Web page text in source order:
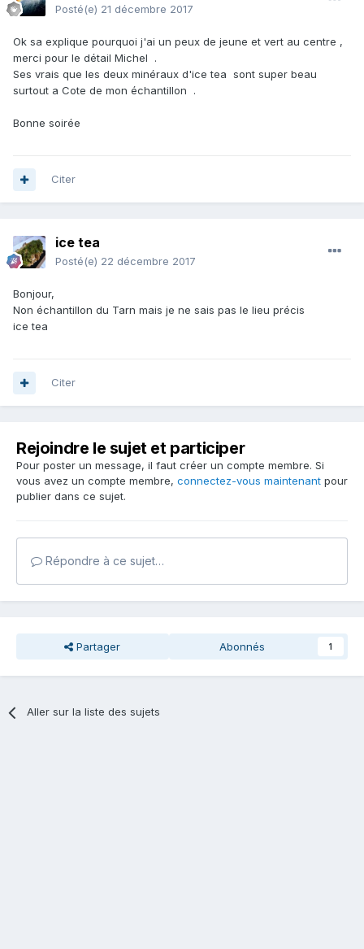
Posté(e) 21 décembre 2017
Ok sa explique pourquoi j'ai un peux de jeune et vert au centre ,
merci pour le détail Michel .
Ses vrais que les deux minéraux d'ice tea sont super beau
surtout a Cote de mon échantillon .
Bonne soirée
Citer
ice tea
Posté(e) 22 décembre 2017
Bonjour,
Non échantillon du Tarn mais je ne sais pas le lieu précis
ice tea
Citer
Rejoindre le sujet et participer
Pour poster un message, il faut créer un compte membre. Si
vous avez un compte membre, connectez-vous maintenant pour
publier dans ce sujet.
Répondre à ce sujet…
Partager Abonnés 1
Aller sur la liste des sujets